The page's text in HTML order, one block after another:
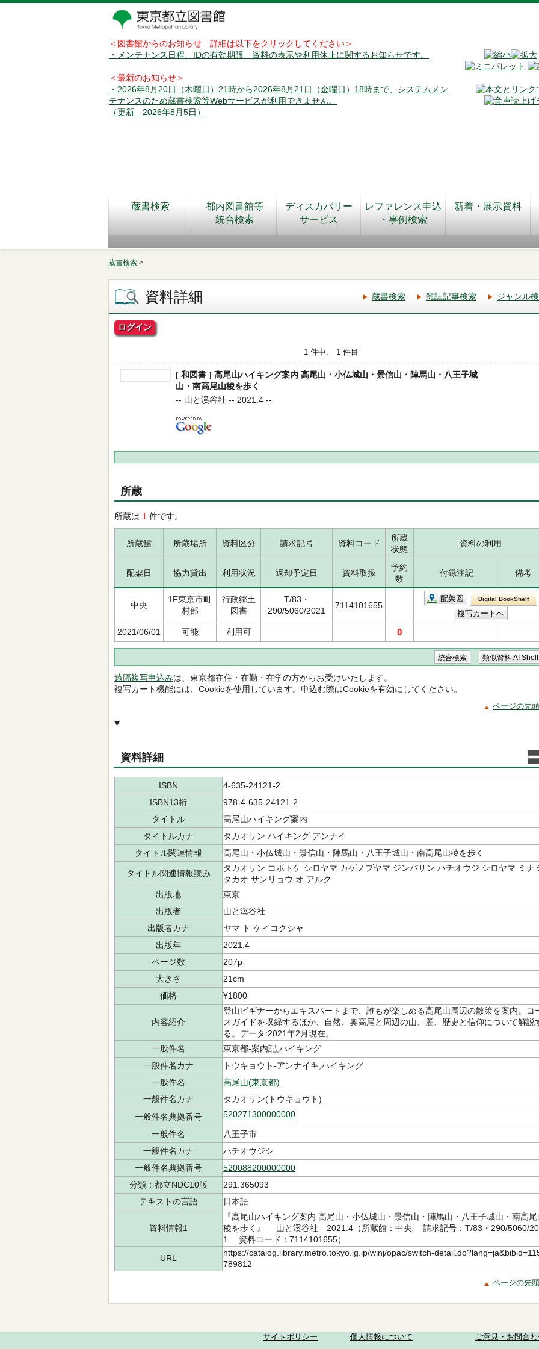
＜図書館からのお知らせ 詳細は以下をクリックしてください＞
・メンテナンス日程、IDの有効期限、資料の表示や利用休止に関するお知らせです。
＜最新のお知らせ＞
・2026年8月20日（木曜日）21時から2026年8月21日（金曜日）18時まで、システムメン
テナンスのため蔵書検索等Webサービスが利用できません。
（更新 2026年8月5日）
蔵書検索
都内図書館等
統合検索
ディスカバリー
サービス
レファレンス申込
・事例検索
新着・展示資料
蔵書検索 >
資料詳細 蔵書検索 雑誌記事検索 ジャンル
ログイン
1 件中、 1 件目
[ 和図書 ] 高尾山ハイキング案内 高尾山・小仏城山・景信山・陣馬山・八王子城
山・南高尾山稜を歩く
-- 山と溪谷社 -- 2021.4 --
所蔵
所蔵は 1 件です。
所蔵館 所蔵場所 資料区分 請求記号 資料コード
所蔵
状態
資料の利用
配架日 協力貸出 利用状況 返却予定日 資料取扱
予約
数
付録注記 備考
中央
1F東京市町
村部
行政郷土
図書
T/83・
290/5060/2021
7114101655
配架図 Digital BookShelf
2021/06/01 可能 利用可 0
遠隔複写申込みは、東京都在住・在勤・在学の方からお受けいたします。
複写カート機能には、Cookieを使用しています。申込む際はCookieを有効にしてください。
ページの先
資料詳細
ISBN
4-635-24121-2
ISBN13桁
978-4-635-24121-2
タイトル
高尾山ハイキング案内
タイトルカナ
タカオサン ハイキング アンナイ
タイトル関連情報
高尾山・小仏城山・景信山・陣馬山・八王子城山・南高尾山稜を歩く
タイトル関連情報読み
タカオサン コボトケ シロヤマ カゲノブヤマ ジンバサン ハチオウジ シロヤマ ミナ
タカオ サンリョウ オ アルク
出版地
東京
出版者
山と溪谷社
出版者カナ
ヤマ ト ケイコクシャ
出版年
2021.4
ページ数
207p
大きさ
21cm
価格
¥1800
内容紹介
登山ビギナーからエキスパートまで、誰もが楽しめる高尾山周辺の散策を案内。コ
スガイドを収録するほか、自然、奥高尾と周辺の山、麓、歴史と信仰について解説
る。データ:2021年2月現在。
一般件名
東京都-案内記,ハイキング
一般件名カナ
トウキョウト-アンナイキ,ハイキング
一般件名
高尾山(東京都)
一般件名カナ
タカオサン(トウキョウト)
一般件名典拠番号
520271300000000
一般件名
八王子市
一般件名カナ
ハチオウジシ
一般件名典拠番号
520088200000000
分類：都立NDC10版
291.365093
テキストの言語
日本語
資料情報1
『高尾山ハイキング案内 高尾山・小仏城山・景信山・陣馬山・八王子城山・南高尾
稜を歩く』 山と溪谷社 2021.4（所蔵館：中央 請求記号：T/83・290/5060/
1 資料コード：7114101655）
URL
https://catalog.library.metro.tokyo.lg.jp/winj/opac/switch-
789812
ページの先
サイトポリシー 個人情報について ご意見・お問合